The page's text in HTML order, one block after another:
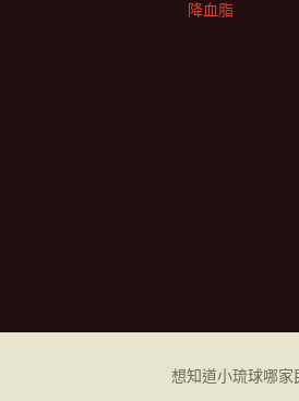
降血脂
想知道小琉球哪家